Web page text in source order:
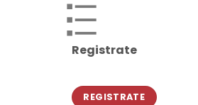
Registrate
REGISTRATE